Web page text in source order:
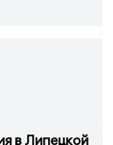
в Липецкой